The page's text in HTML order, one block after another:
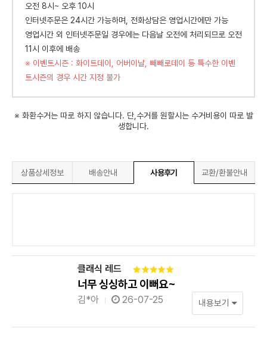
오전 8시~ 오후 10시
인터넷주문은 24시간 가능하며, 전화상담은 영업시간에만 가능
영업시간 외 인터넷주문일 경우에는 다음날 오전에 처리되므로 오전
11시 이후에 배송
※ 이벤트시즌 : 화이트데이, 어버이날, 빼빼로데이 등 특수한 이벤
트시즌의 경우 시간 지정 불가
※ 화환수거는 따로 하지 않습니다. 단,수거를 원할시는 수거비용이 따로 발
생합니다.
상품상세정보 배송안내 사용후기 교환/환불안내
클래식 레드
너무 싱싱하고 이뻐요~
김*아 26-07-25 내용보기